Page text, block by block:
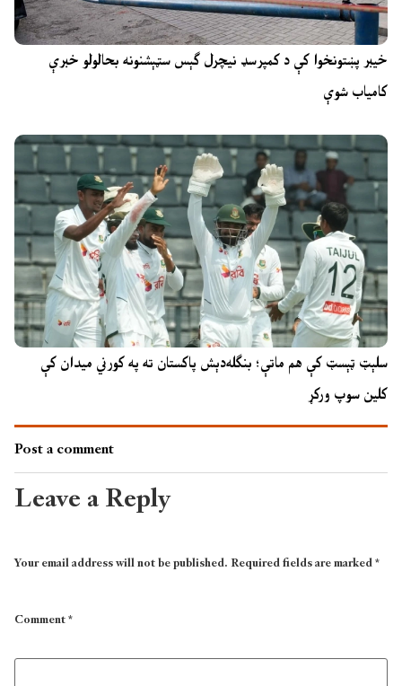
خیبر پښتونخوا کې د کمپرسډ نیچرل ګېس سټېشنونه بحالولو خبرې
کامیاب شوې
سلېټ ټېسټ کې هم ماتې؛ بنګله‌دېش پاکستان ته په کورني میدان کې
کلین سوپ ورکړ
Post a comment
Leave a Reply
Your email address will not be published.Required fields are marked*
Comment*